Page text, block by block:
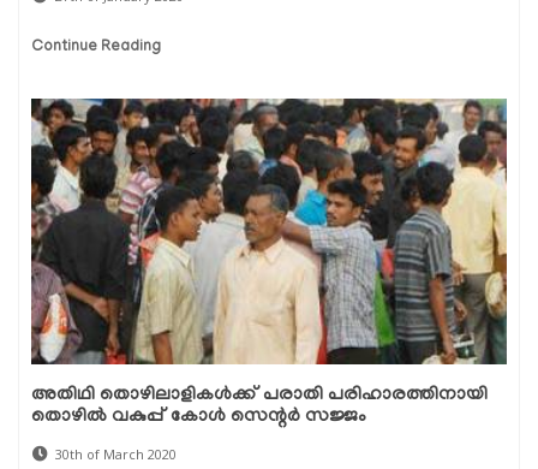
Continue Reading
അതിഥി തൊഴിലാളികള്‍ക്ക് പരാതി പരിഹാരത്തിനായി
തൊഴില്‍ വകുപ്പ് കോള്‍ സെന്റര്‍ സജ്ജം
30th of March 2020